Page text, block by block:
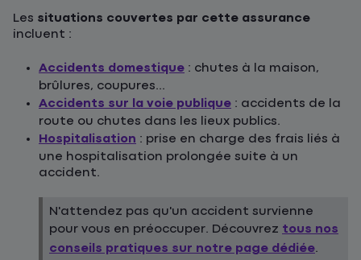
Les situations couvertes par cette assurance
incluent :
Accidents domestique : chutes à la maison,
brûlures, coupures...
Accidents sur la voie publique : accidents de la
route ou chutes dans les lieux publics.
Hospitalisation : prise en charge des frais liés à
une hospitalisation prolongée suite à un
accident.
N'attendez pas qu'un accident survienne
pour vous en préoccuper. Découvrez tous nos
conseils pratiques sur notre page dédiée.